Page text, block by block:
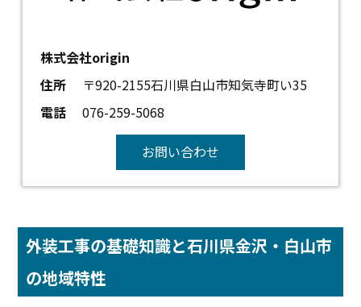
株式会社origin
住所
〒920-2155石川県白山市知気寺町い35
電話
076-259-5068
お問い合わせ
外装工事の基礎知識と石川県金沢・白山市
の地域特性